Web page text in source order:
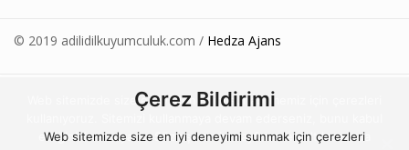
© 2019 adilidilkuyumculuk.com / Hedza Ajans
Web sitemizde size en iyi deneyimi sunabilmemiz için çerezleri
ettiğinizi varsayarız. Sözleşmemizi sayfanın en alt kısmında
Çerez Bildirimi
Web sitemizde size en iyi deneyimi sunmak için çerezleri